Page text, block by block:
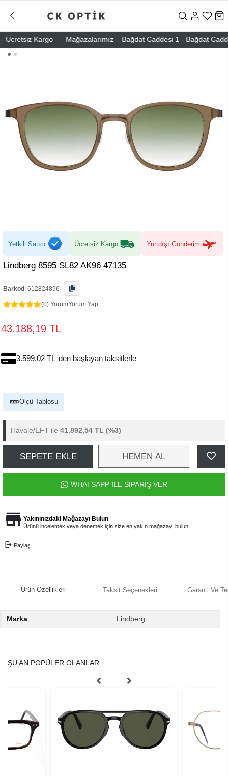
Kargo Mağazalarımız – Bağdat Caddesi 1 - Bağdat
Yetkili Satıcı Ücretsiz Kargo Yurtdışı Gönderim
Lindberg 8595 SL82 AK96 47135
Barkod : 612824896
(0) YorumYorum Yap
43.188,19 TL
3.599,02 TL 'den başlayan taksitlerle
Ölçü Tablosu
Havale/EFT ile 41.892,54 TL (%3)
SEPETE EKLE HEMEN AL
WHATSAPP İLE SİPARİŞ VER
Yakınınızdaki Mağazayı Bulun
Ürünü incelemek veya denemek için size en yakın mağazayı bulun.
Paylaş
Ürün Özellikleri Taksit Seçenekleri Garanti Ve
Marka Lindberg
ŞU AN POPÜLER OLANLAR